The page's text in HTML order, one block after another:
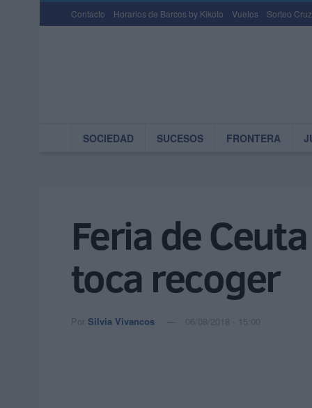
Contacto Horarios de Barcos by Kikoto Vuelos Sorteo
SOCIEDAD SUCESOS FRONTERA
Feria de
toca recoger
Por Silvia Vivancos 06/08/2018 - 15:00